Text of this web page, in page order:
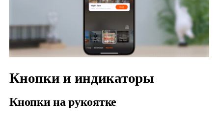
Кнопки и индикаторы
Кнопки на рукоятке